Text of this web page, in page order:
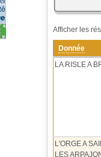
Afficher les
Donnée
LA RISLE A
L'ORGE A
LES